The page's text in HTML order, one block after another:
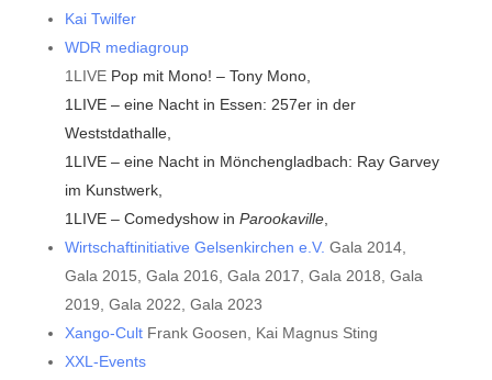
Kai Twilfer
WDR mediagroup
1LIVE Pop mit Mono! – Tony Mono,
1LIVE – eine Nacht in Essen: 257er in der
Weststdathalle,
1LIVE – eine Nacht in Mönchengladbach: Ray Garvey
im Kunstwerk,
1LIVE – Comedyshow in Parookaville,
Wirtschaftinitiative Gelsenkirchen e.V. Gala 2014,
Gala 2015, Gala 2016, Gala 2017, Gala 2018, Gala
2019, Gala 2022, Gala 2023
Xango-CultFrank Goosen, Kai Magnus Sting
XXL-Events